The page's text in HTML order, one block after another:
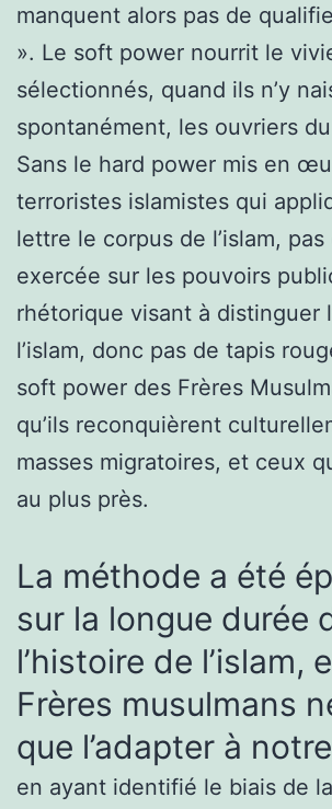
manquent alors pas de
». Le soft power nourrit le
sélectionnés, quand ils n’y
spontanément, les ouvriers
Sans le hard power mis en
terroristes islamistes qui
lettre le corpus de l’islam,
exercée sur les pouvoirs
rhétorique visant à distinguer
l’islam, donc pas de tapis
soft power des Frères
qu’ils reconquièrent
masses migratoires, et ceux
au plus près.
La méthode a été
sur la longue durée
l’histoire de l’islam,
Frères musulmans
que l’adapter à
en ayant identifié le biais de